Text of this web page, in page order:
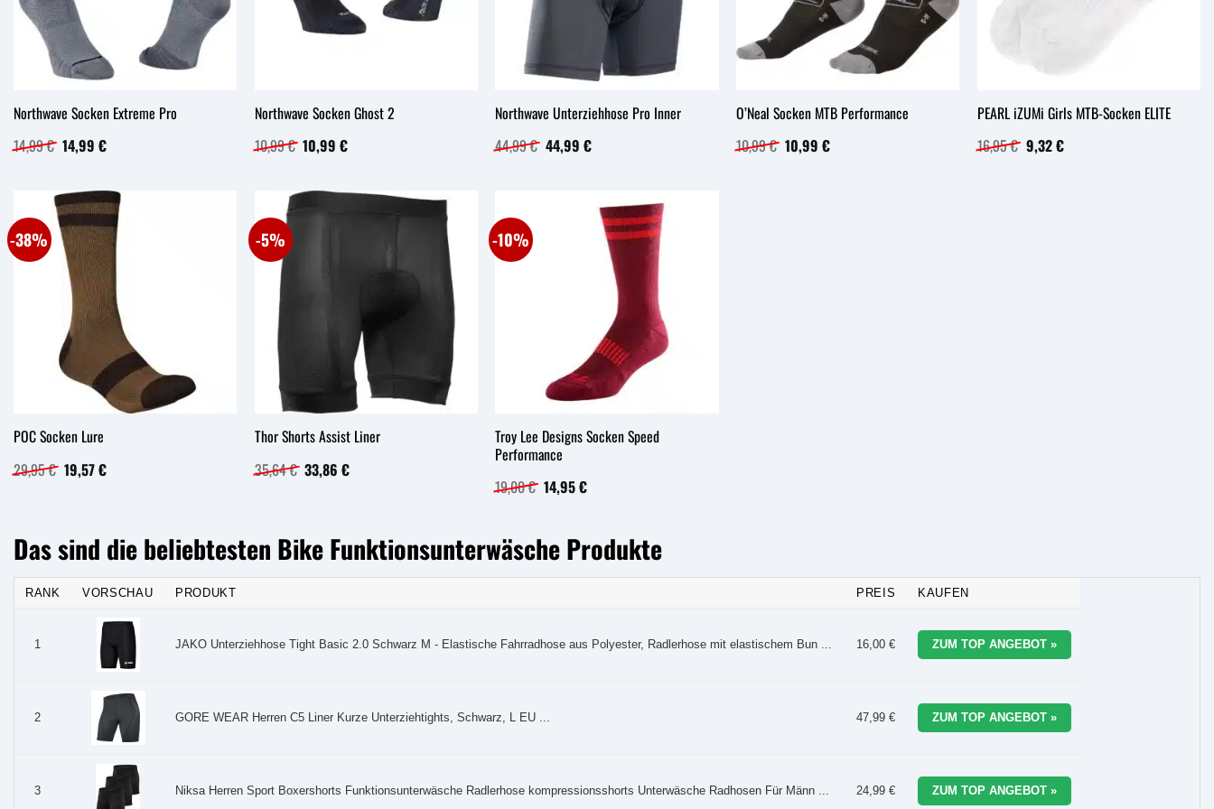
Northwave Socken Extreme Pro
14,99€ Ursprünglicher
Preis
14,99 €
14,99 €Aktueller
Preis
14,99 €.
Northwave Socken Ghost 2
10,99€ Ursprünglicher
Preis
10,99 €
10,99€Aktueller
Northwave Unterziehhose Pro Inner
44,99€ Ursprünglicher
Preis
44,99€Aktueller
O’Neal Socken MTB Performance
10,99€ Ursprünglicher
Preis
10,99 €Aktueller
Preis
PEARL iZUMi Girls MTB-Socken ELITE
16,95€ Ursprünglicher
Preis
9,32€Aktueller
Preis
-38%
POC Socken Lure
29,95€ Ursprünglicher
Preis
19,57€Aktueller
Preis
-5%
Thor Shorts Assist Liner
35,64€ Ursprünglicher
Preis
33,86€Aktueller
-10%
Troy Lee Designs Socken Speed
Performance
19,00€ Ursprünglicher
Preis
14,95€Aktueller
Das sind die beliebtesten Bike Funktionsunterwäsche Produkte
RANK VORSCHAU PRODUKT PREIS KAUFEN
1 JAKO Unterziehhose Tight Basic 2.0 Schwarz M - Elastische Fahrradhose aus Polyester, Radlerhose mit elastischem Bun ... 16,00 € ZUM TOP ANGEBOT »
2 GORE WEAR Herren C5 Liner Kurze Unterziehtights, Schwarz, L EU ... 47,99 € ZUM TOP ANGEBOT »
3 Niksa Herren Sport Boxershorts Funktionsunterwäsche Radlerhose kompressionsshorts Unterwäsche Radhosen Für Männ ... 24,99 € ZUM TOP ANGEBOT »